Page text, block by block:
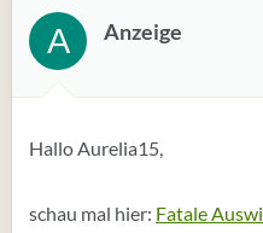
A Anzeige
Hallo Aurelia15,
schau mal hier: Fatale